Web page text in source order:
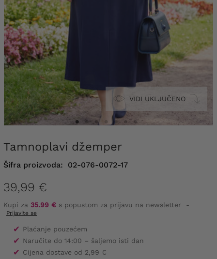
VIDI UKLJUČENO
Tamnoplavi džemper
Šifra proizvoda: 02-076-0072-17
39,99 €
Kupi za 35.99 € s popustom za prijavu na newsletter -
Prijavite se
✔ Plaćanje pouzećem
✔ Naručite do 14:00 – šaljemo isti dan
✔ Cijena dostave od 2,99 €